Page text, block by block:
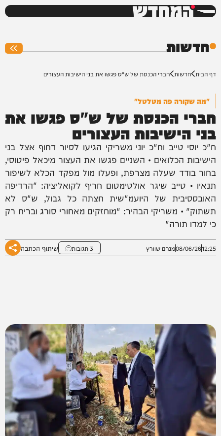
המחדש
חדשות
דף הבית חדשות חברי הכנסת של ש"ס פגשו את בני הישיבות העצורים
"מה שקורה פה מטלטל"
חברי הכנסת של ש"ס פגשו את
בני הישיבות העצורים
ח"כ יוסי טייב וח"כ יוני משריקי הגיעו לסיור דחוף אצל בני
הישיבות הכלואים • השניים פגשו את העצור מיכאל פיטוסי,
בחור בודד שעלה מצרפת, ופעלו מול מפקד הכלא לשיפור
תנאיו • טייב שיגר אולטימטום חריף לקואליציה: "הרדיפה
האובססיבית של היועמ"שית חצתה כל גבול, ש"ס לא
תשתוק" • משריקי הבהיר: "מוחזקים מאחורי סורג ובריח רק
כי למדו תורה"
12:25
08/06/26מנחם שוורץ 3 תגובות שיתוף הכתבה